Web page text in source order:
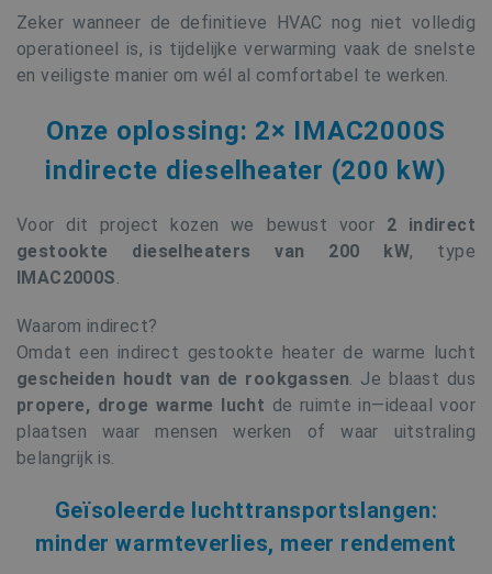
Zeker wanneer de definitieve HVAC nog niet volledig
operationeel is, is tijdelijke verwarming vaak de snelste
en veiligste manier om wél al comfortabel te werken.
Onze oplossing: 2× IMAC2000S
indirecte dieselheater (200 kW)
Voor dit project kozen we bewust voor 2 indirect
gestookte dieselheaters van 200 kW, type
IMAC2000S
Waarom indirect?
Omdat een indirect gestookte heater de warme lucht
gescheiden houdt van de rookgassen . Je blaast dus
propere, droge warme lucht de ruimte in—ideaal voor
plaatsen waar mensen werken of waar uitstraling
belangrijk is.
Geïsoleerde luchttransportslangen:
minder warmteverlies, meer rendement